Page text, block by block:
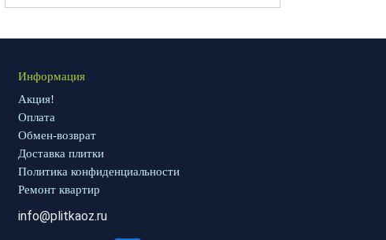
Информация
Акция!
Оплата
Обмен-возврат
Доставка плитки
Политика конфиденциальности
Ремонт квартир
info@plitkaoz.ru